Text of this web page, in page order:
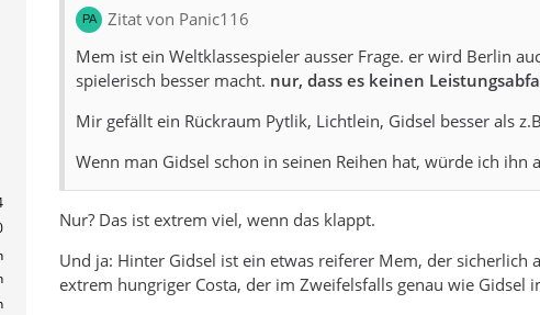
Zitat von Panic116
Mem ist ein Weltklassespieler ausser Frage. er wird Berlin
spielerisch besser macht. nur, dass es keinen
Mir gefällt ein Rückraum Pytlik, Lichtlein, Gidsel besser als
Wenn man Gidsel schon in seinen Reihen hat, würde ich
Nur? Das ist extrem viel, wenn das klappt.
Und ja: Hinter Gidsel ist ein etwas reiferer Mem, der sicherlich
extrem hungriger Costa, der im Zweifelsfalls genau wie Gidsel